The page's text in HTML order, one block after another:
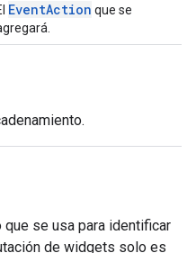
EventAction que se
se usa para identificar
de widgets solo es